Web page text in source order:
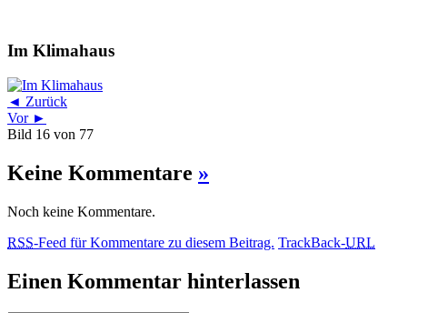
Im Klimahaus
◄ Zurück
Vor ►
Bild 16 von 77
Keine Kommentare »
Noch keine Kommentare.
RSS-Feed für Kommentare zu diesem Beitrag. TrackBack-URL
Einen Kommentar hinterlassen